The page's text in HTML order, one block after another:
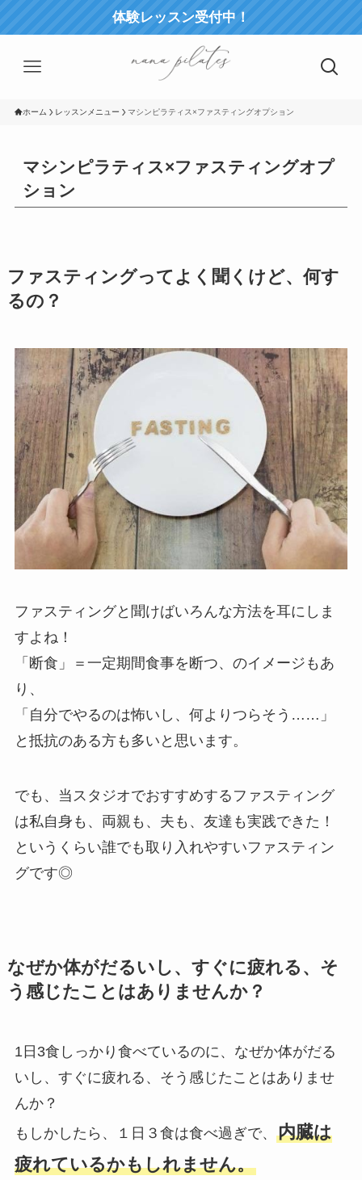
体験レッスン受付中！
ホーム レッスンメニュー マシンピラティス×ファスティングオプション
マシンピラティス×ファスティングオプ
ション
ファスティングってよく聞くけど、何す
るの？
ファスティングと聞けばいろんな方法を耳にしま
すよね！
「断食」＝一定期間食事を断つ、のイメージもあ
り、
「自分でやるのは怖いし、何よりつらそう……」
と抵抗のある方も多いと思います。
でも、当スタジオでおすすめするファスティング
は私自身も、両親も、夫も、友達も実践できた！
というくらい誰でも取り入れやすいファスティン
グです◎
なぜか体がだるいし、すぐに疲れる、そ
う感じたことはありませんか？
1日3食しっかり食べているのに、なぜか体がだる
いし、すぐに疲れる、そう感じたことはありませ
んか？
もしかしたら、１日３食は食べ過ぎで、 内臓は
疲れているかもしれません。